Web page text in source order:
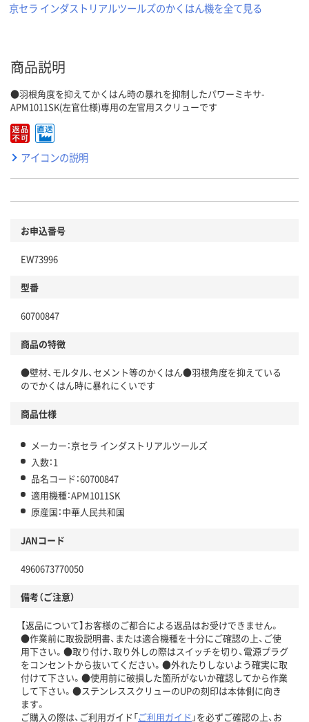
京セラ インダストリアルツールズのかくはん機を全て見る
商品説明
●羽根角度を抑えてかくはん時の暴れを抑制したパワーミキサ-
APM1011SK(左官仕様)専用の左官用スクリューです
アイコンの説明
お申込番号
EW73996
型番
60700847
商品の特徴
●壁材、モルタル、セメント等のかくはん●羽根角度を抑えている
のでかくはん時に暴れにくいです
商品仕様
メーカー：京セラ インダストリアルツールズ
入数：1
品名コード：60700847
適用機種：APM1011SK
原産国：中華人民共和国
JANコード
4960673770050
備考（ご注意）
【返品について】お客様のご都合による返品はお受けできません。
●作業前に取扱説明書、または適合機種を十分にご確認の上、ご使
用下さい。●取り付け、取り外しの際はスイッチを切り、電源プラグ
をコンセントから抜いてください。●外れたりしないよう確実に取
付けて下さい。●使用前に破損した箇所がないか確認してから作業
して下さい。●ステンレススクリューのUPの刻印は本体側に向き
ます。
ご購入の際は、ご利用ガイド「ご利用ガイド 」を必ずご確認の上、お